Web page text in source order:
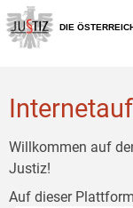
Zur
Hauptnavigation
[1]
Zum
Inhalt
[2]
DIE
Willkommen auf
Justiz!
Auf dieser